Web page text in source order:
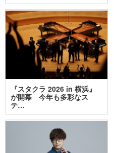
『スタクラ 2026 in 横浜』
が開幕 今年も多彩なス
テ…